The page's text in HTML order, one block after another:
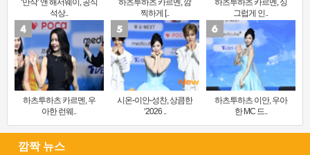
‘만삭’ 앤 해서웨이, 공식
석상..
하츠투하츠 카르멘, 깜
찍하게 [..
하츠투하츠 카르멘, 싱
그럽게 인..
하츠투하츠 카르멘, 우
아한 런웨..
시온-이안-성찬, 상큼한
‘2026 ..
하츠투하츠 이안, 우아
한 MC 드..
깜짝 뉴스